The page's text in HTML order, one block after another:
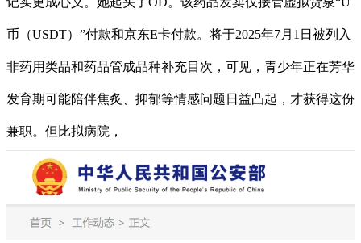
币（USDT）”付款和京东E卡付款。将于2025年7月1日被列入
非药用类品和药品管成品种补充目次，可见，青少年正在芳华
发育期可能陪伴焦炙、抑郁等情感问题日益凸起，才获得这份
兼职。但比拟病院，